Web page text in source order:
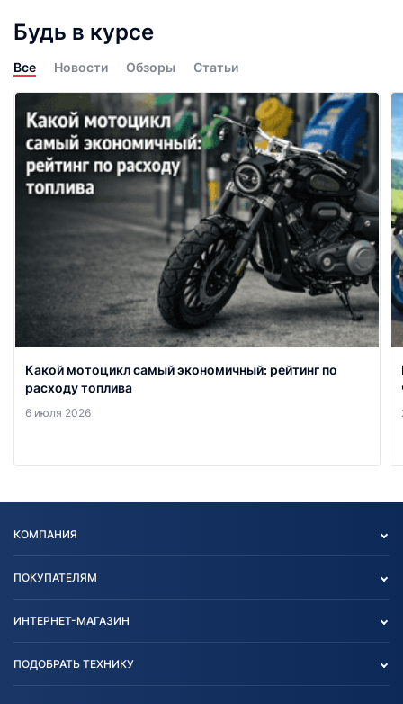
Будь в курсе
Все Новости Обзоры Статьи
Какой мотоцикл самый экономичный: рейтинг по
расходу топлива
6 июля 2026
КОМПАНИЯ
Блог
ПОКУПАТЕЛЯМ
Согласие на обработку
ИНТЕРНЕТ-МАГАЗИН
Агротехника
ПОДОБРАТЬ ТЕХНИКУ